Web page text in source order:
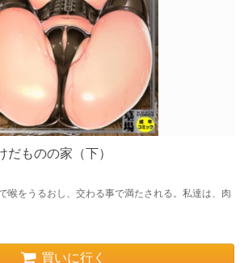
だものの家（下）
喉をうるおし、交わる事で満たされる。私達は、肉
買いに行く